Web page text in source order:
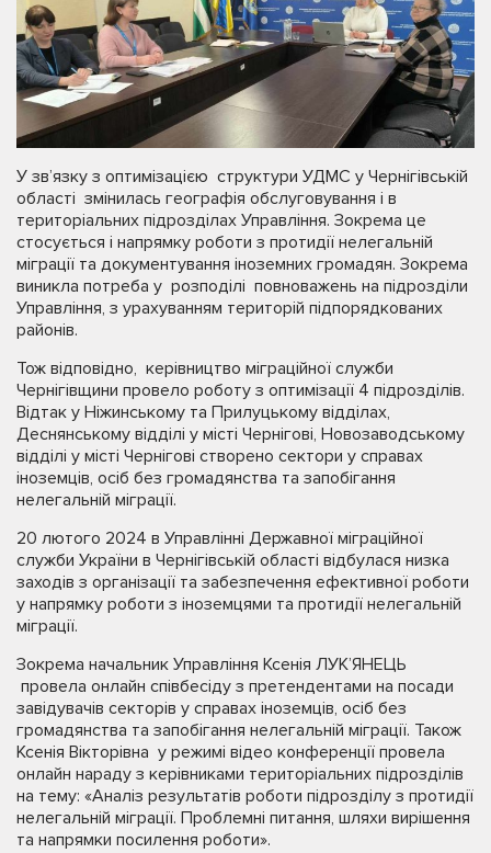
У зв’язку з оптимізацією структури УДМС у Чернігівській
області змінилась географія обслуговування і в
територіальних підрозділах Управління. Зокрема це
стосується і напрямку роботи з протидії нелегальній
міграції та документування іноземних громадян. Зокрема
виникла потреба у розподілі повноважень на підрозділи
Управління, з урахуванням територій підпорядкованих
районів.
Тож відповідно, керівництво міграційної служби
Чернігівщини провело роботу з оптимізації 4 підрозділів.
Відтак у Ніжинському та Прилуцькому відділах,
Деснянському відділі у місті Чернігові, Новозаводському
відділі у місті Чернігові створено сектори у справах
іноземців, осіб без громадянства та запобігання
нелегальній міграції.
20 лютого 2024 в Управлінні Державної міграційної
служби України в Чернігівській області відбулася низка
заходів з організації та забезпечення ефективної роботи
у напрямку роботи з іноземцями та протидії нелегальній
міграції.
Зокрема начальник Управління Ксенія ЛУК’ЯНЕЦЬ
провела онлайн співбесіду з претендентами на посади
завідувачів секторів у справах іноземців, осіб без
громадянства та запобігання нелегальній міграції. Також
Ксенія Вікторівна у режимі відео конференції провела
онлайн нараду з керівниками територіальних підрозділів
на тему: «Аналіз результатів роботи підрозділу з протидії
нелегальній міграції. Проблемні питання, шляхи вирішення
та напрямки посилення роботи».